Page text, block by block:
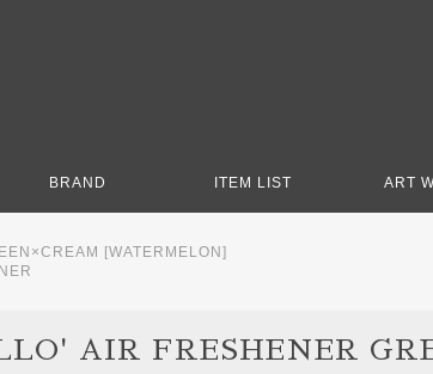
BRAND ITEM LIST ART
[WATERMELON]
AIR FRESHENER